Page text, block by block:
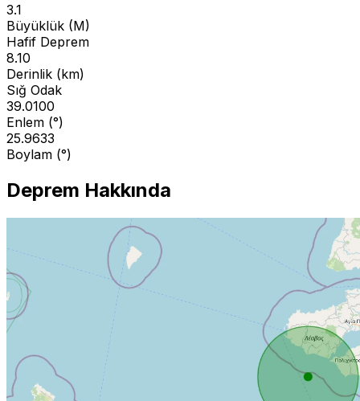
3.1
Büyüklük (M)
Hafif Deprem
8.10
Derinlik (km)
Sığ Odak
39.0100
Enlem (°)
25.9633
Boylam (°)
Deprem Hakkında